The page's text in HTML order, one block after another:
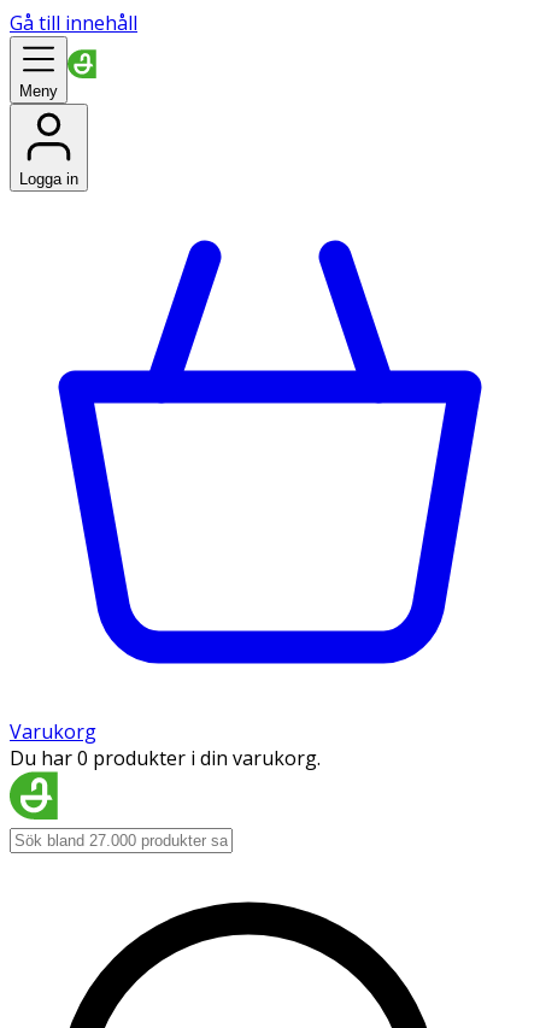
Gå till innehåll
Meny
Logga in
Varukorg
Du har 0 produkter i din varukorg.